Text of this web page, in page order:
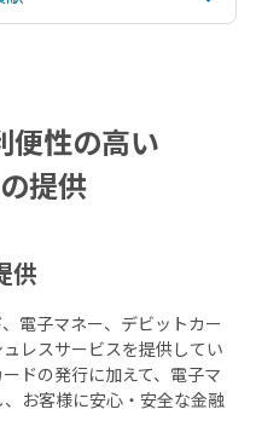
便性の高い
提供
供
電子マネー、デビットカー
レスサービスを提供してい
ドの発行に加えて、電子マ
お客様に安心・安全な金融